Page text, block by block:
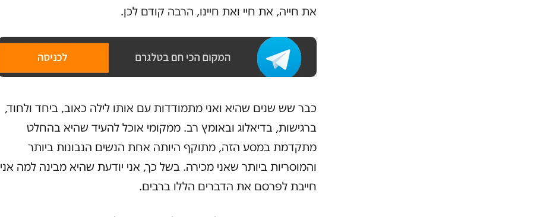
את חייה, את חיי ואת חיינו, הרבה קודם לכן.
כבר שש שנים שהיא ואני מתמודדות עם אותו לילה כאוב, ביחד ולחוד,
ברגישות, בדיאלוג ובאומץ רב. ממקומי אוכל להעיד שהיא בהחלט
מתקדמת במסע הזה, מתוקף היותה אחת הנשים הנבונות ביותר
והמוסריות ביותר שאני מכירה. בשל כך, אני יודעת שהיא מבינה למה אני
חייבת לפרסם את הדברים הללו ברבים.